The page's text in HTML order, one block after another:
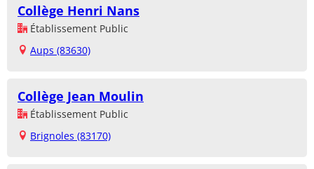
Collège Henri Nans
Établissement Public
Aups (83630)
Collège Jean Moulin
Établissement Public
Brignoles (83170)